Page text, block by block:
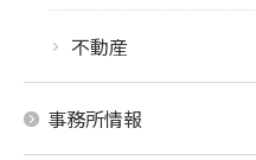
不動産
事務所情報